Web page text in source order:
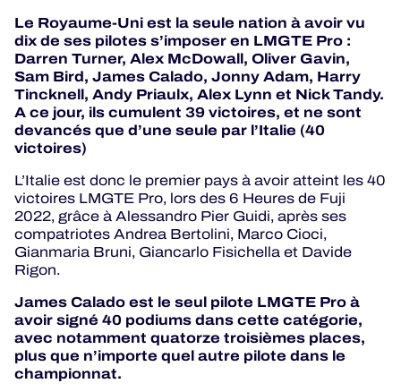
Le Royaume-Uni est la seule nation à avoir vu
dix de ses pilotes s’imposer en LMGTE Pro :
Darren Turner, Alex McDowall, Oliver Gavin,
Sam Bird, James Calado, Jonny Adam, Harry
Tincknell, Andy Priaulx, Alex Lynn et Nick Tandy.
A ce jour, ils cumulent 39 victoires, et ne sont
devancés que d’une seule par l’Italie (40
victoires)
L’Italie est donc le premier pays à avoir atteint les 40
victoires LMGTE Pro, lors des 6 Heures de Fuji
2022, grâce à Alessandro Pier Guidi, après ses
compatriotes Andrea Bertolini, Marco Cioci,
Gianmaria Bruni, Giancarlo Fisichella et Davide
Rigon.
James Calado est le seul pilote LMGTE Pro à
avoir signé 40 podiums dans cette catégorie,
avec notamment quatorze troisièmes places,
plus que n’importe quel autre pilote dans le
championnat.